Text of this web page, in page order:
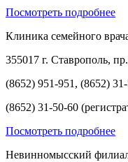
Посмотреть подробнее
Клиника семейного
355017 г. Ставрополь,
(8652) 951-951, (8652)
(8652) 31-50-60
Посмотреть подробнее
Невинномысский